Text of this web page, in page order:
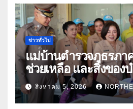
ข่าวทั่วไป
แม่บ้านตำรวจภูธรภา
ช่วยเหลือ และสิ่งของ
ธิดา ข้าราชการตำรวจจังหวัด
อุทัยธานี
สิงหาคม 5, 2026